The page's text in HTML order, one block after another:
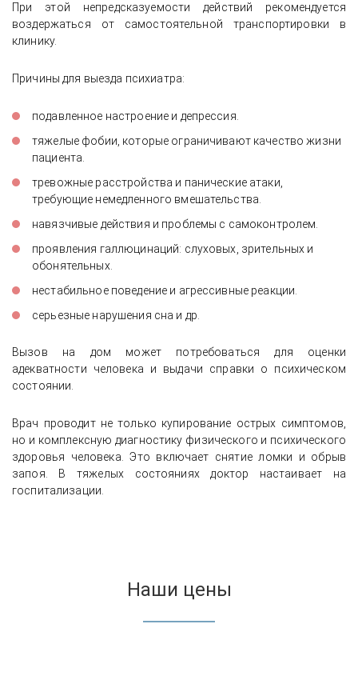
При этой непредсказуемости действий рекомендуется
воздержаться от самостоятельной транспортировки в
клинику.
Причины для выезда психиатра:
подавленное настроение и депрессия.
тяжелые фобии, которые ограничивают качество жизни
пациента.
тревожные расстройства и панические атаки,
требующие немедленного вмешательства.
навязчивые действия и проблемы с самоконтролем.
проявления галлюцинаций: слуховых, зрительных и
обонятельных.
нестабильное поведение и агрессивные реакции.
серьезные нарушения сна и др.
Вызов на дом может потребоваться для оценки
адекватности человека и выдачи справки о психическом
состоянии.
Врач проводит не только купирование острых симптомов,
но и комплексную диагностику физического и психического
здоровья человека. Это включает снятие ломки и обрыв
запоя. В тяжелых состояниях доктор настаивает на
госпитализации.
Наши цены